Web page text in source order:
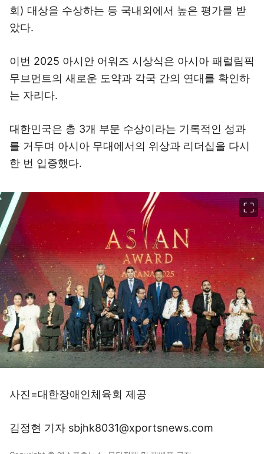
회) 대상을 수상하는 등 국내외에서 높은 평가를 받
았다.
이번 2025 아시안 어워즈 시상식은 아시아 패럴림픽
무브먼트의 새로운 도약과 각국 간의 연대를 확인하
는 자리다.
대한민국은 총 3개 부문 수상이라는 기록적인 성과
를 거두며 아시아 무대에서의 위상과 리더십을 다시
한 번 입증했다.
사진=대한장애인체육회 제공
김정현 기자 sbjhk8031@xportsnews.com